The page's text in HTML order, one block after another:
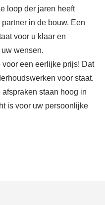
loop der jaren heeft
in de bouw. Een
voor u klaar en
wensen.
een eerlijke prijs! Dat
voor staat.
staan hoog in
is voor uw persoonlijke